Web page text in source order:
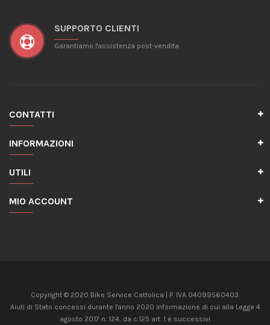
SUPPORTO CLIENTI
Garantiamo l'assistenza post-vendita
CONTATTI
INFORMAZIONI
UTILI
MIO ACCOUNT
Copyright © 2020 Bike Service Cattolica | P. IVA 04099560403.
Aiuti di Stato concessi durante l'anno 2020 informazione di cui alla Legge 4
agosto 2017 n. 124, da c.125 art. 1 e successivi